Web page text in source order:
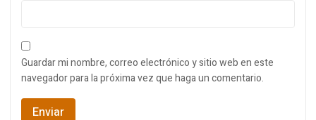
Guardar mi nombre, correo electrónico y sitio web en este
navegador para la próxima vez que haga un comentario.